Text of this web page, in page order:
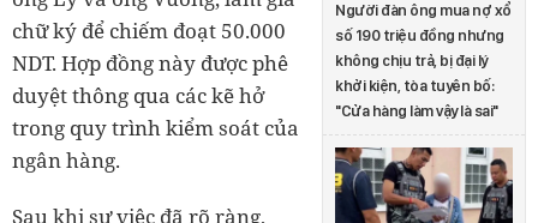
Người đàn ông mua nợ xổ
số 190 triệu đồng nhưng
không chịu trả, bị đại lý
khởi kiện, tòa tuyên bố:
"Cửa hàng làm vậy là sai"
chữ ký để chiếm đoạt 50.000
NDT. Hợp đồng này được phê
duyệt thông qua các kẽ hở
trong quy trình kiểm soát của
ngân hàng.
Sau khi sự việc đã rõ ràng,